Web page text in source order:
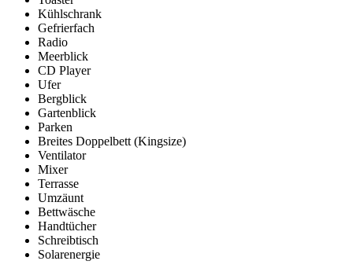
Kühlschrank
Gefrierfach
Radio
Meerblick
CD Player
Ufer
Bergblick
Gartenblick
Parken
Breites Doppelbett (Kingsize)
Ventilator
Mixer
Terrasse
Umzäunt
Bettwäsche
Handtücher
Schreibtisch
Solarenergie